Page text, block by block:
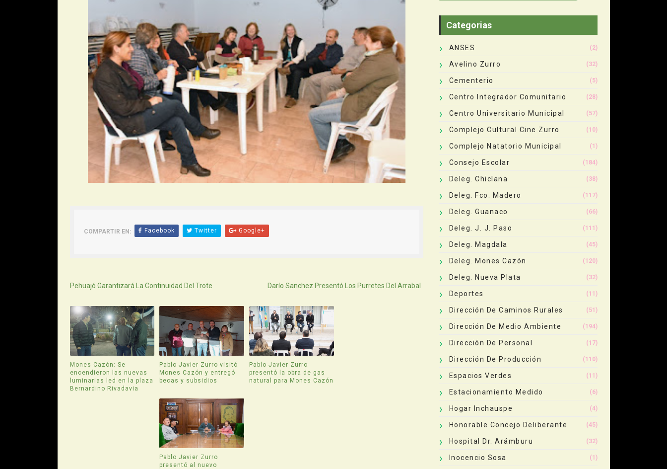
COMPARTIR EN: Facebook Twitter Google+
Pehuajó Garantizará La Continuidad Del Trote Darío Sanchez Presentó Los Purretes Del Arrabal
Mones Cazón: Se
encendieron las nuevas
luminarias led en la plaza
Bernardino Rivadavia
Pablo Javier Zurro visitó
Mones Cazón y entregó
becas y subsidios
Pablo Javier Zurro
presentó la obra de gas
natural para Mones Cazón
Pablo Javier Zurro
presentó al nuevo
Categorias
ANSES (2)
Avelino Zurro (32)
Cementerio (5)
Centro Integrador Comunitario (28)
Centro Universitario Municipal (57)
Complejo Cultural Cine Zurro (10)
Complejo Natatorio Municipal (1)
Consejo Escolar (184)
Deleg. Chiclana (38)
Deleg. Fco. Madero (117)
Deleg. Guanaco (66)
Deleg. J. J. Paso (111)
Deleg. Magdala (45)
Deleg. Mones Cazón (120)
Deleg. Nueva Plata (32)
Deportes (11)
Dirección De Caminos Rurales (51)
Dirección De Medio Ambiente (194)
Dirección De Personal (17)
Dirección De Producción (110)
Espacios Verdes (11)
Estacionamiento Medido (6)
Hogar Inchauspe (4)
Honorable Concejo Deliberante (45)
Hospital Dr. Arámburu (32)
Inocencio Sosa (1)